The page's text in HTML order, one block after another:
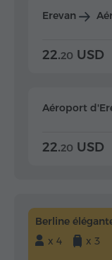
Erevan
22.20 USD
Aéroport
22.20 USD
Berline
x 4
x 3